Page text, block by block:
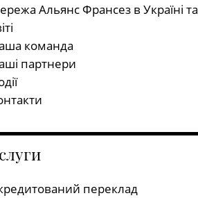
Альянс Франсез в Україні та
команда
партнери
переклад